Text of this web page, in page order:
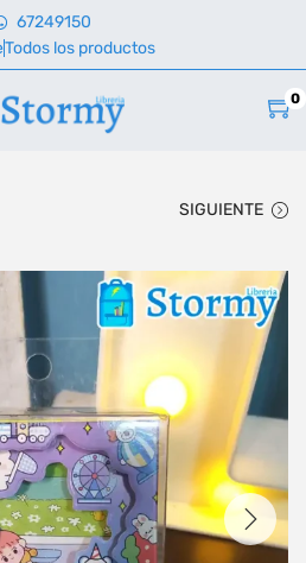
67249150
Todos los productos
0
SIGUIENTE